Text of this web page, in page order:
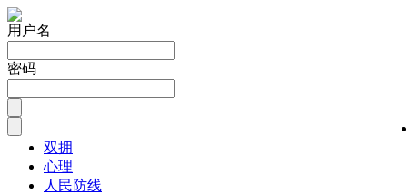
用户名
密码
双拥
心理
人民防线